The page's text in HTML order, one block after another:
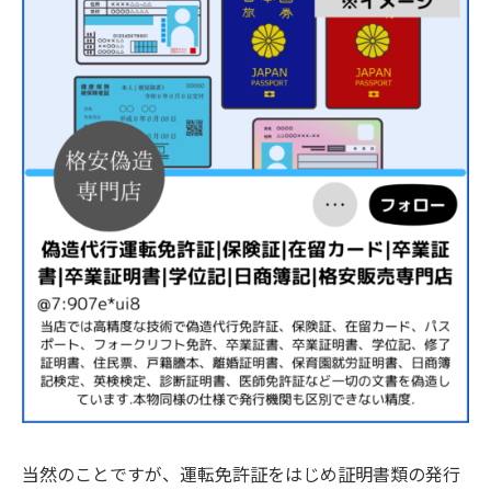
当然のことですが、運転免許証をはじめ証明書類の発行